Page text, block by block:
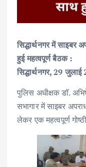
सिद्धार्थनगर में साइबर
हुई महत्वपूर्ण बैठक :
सिद्धार्थनगर, 29
पुलिस अधीक्षक डॉ.
सभागार में साइबर
लेकर एक महत्वपूर्ण